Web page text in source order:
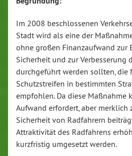
Im 2008 beschlossenen
Stadt wird als eine der
ohne großen Finanzaufwand zur
Sicherheit und zur Verbesserung
durchgeführt werden sollten, die
Schutzstreifen in bestimmten
empfohlen. Da diese Maßnahme
Aufwand erfordert, aber merklich
Sicherheit von Radfahrern
Attraktivität des Radfahrens
kurzfristig umgesetzt werden.